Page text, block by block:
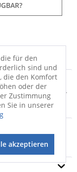
waschbar
mehr
für den
sind und
die den Komfort
oder der
Zustimmung
Sie in unserer
akzeptieren